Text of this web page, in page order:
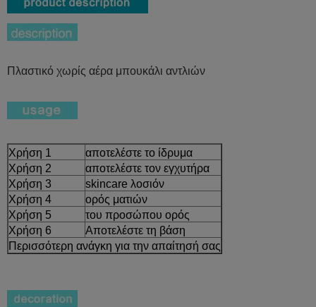
Πλαστικό χωρίς αέρα μπουκάλι αντλιών
Χρήση 1
αποτελέστε το ίδρυμα
Χρήση 2
αποτελέστε τον εγχυτήρα
Χρήση 3
skincare λοσιόν
Χρήση 4
ορός ματιών
Χρήση 5
του προσώπου ορός
Χρήση 6
Αποτελέστε τη βάση
Περισσότερη ανάγκη για την απαίτησή σας